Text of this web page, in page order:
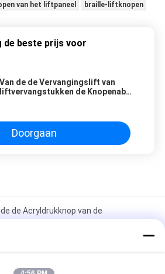
van het liftpaneel braille-liftknopen
de beste prijs voor
Van de de Vervangingslift van
liftvervangstukken de Knopenabs
Doorgaan
de Acryldrukknop van de
Mm Grootte van de douanelift de